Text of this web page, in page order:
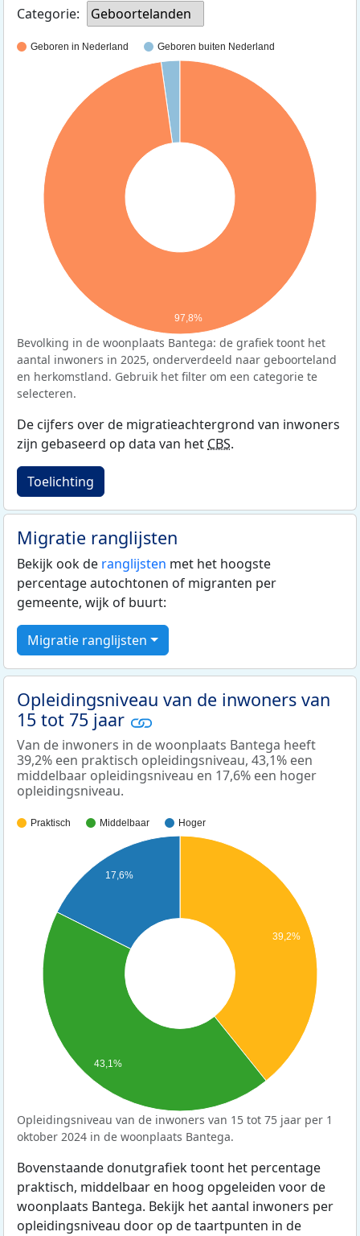
Categorie:
Geboortelanden
Geboren in Nederland Geboren buiten Nederland
97,8%
Bevolking in de woonplaats Bantega: de grafiek toont het
aantal inwoners in 2025, onderverdeeld naar geboorteland
en herkomstland. Gebruik het filter om een categorie te
selecteren.
De cijfers over de migratieachtergrond van inwoners
zijn gebaseerd op data van het CBS.
Toelichting
Migratie ranglijsten
Bekijk ook de ranglijsten met het hoogste
percentage autochtonen of migranten per
gemeente, wijk of buurt:
Migratie ranglijsten
Opleidingsniveau van de inwoners van
15 tot 75 jaar
Van de inwoners in de woonplaats Bantega heeft
39,2% een praktisch opleidingsniveau, 43,1% een
middelbaar opleidingsniveau en 17,6% een hoger
opleidingsniveau.
Praktisch Middelbaar Hoger
39,2%
17,6%
43,1%
Opleidingsniveau van de inwoners van 15 tot 75 jaar per 1
oktober 2024 in de woonplaats Bantega.
Bovenstaande donutgrafiek toont het percentage
praktisch, middelbaar en hoog opgeleiden voor de
woonplaats Bantega. Bekijk het aantal inwoners per
opleidingsniveau door op de taartpunten in de